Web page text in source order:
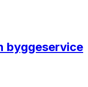
byggeservice